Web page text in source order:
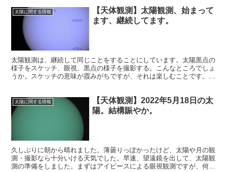
太陽に関する情報
【天体観測】太陽観測、始まって
ます、継続してます。
太陽観測は、継続して同じことをすることにしています。太陽黒点の
様子をスケッチ、眼視、黒点の様子を撮影する。こんなところでしょ
うか。スケッチの意味が霞みがちですが、それは楽しむことです。管
太陽に関する情報
【天体観測】2022年5月18日の太
陽。結構賑やか。
久しぶりに朝から晴れました。薄曇りっぽかったけど、太陽や月の観
測・撮影なら十分いける天気でした。早速、望遠鏡を出して、太陽観
測の準備をしました。まずはアイピースによる眼視観測ですが、何